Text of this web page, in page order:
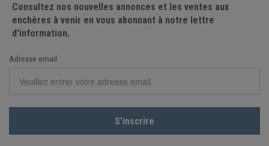
Consultez nos nouvelles annonces et les ventes aux
enchères à venir en vous abonnant à notre lettre
d'information.
Adresse email